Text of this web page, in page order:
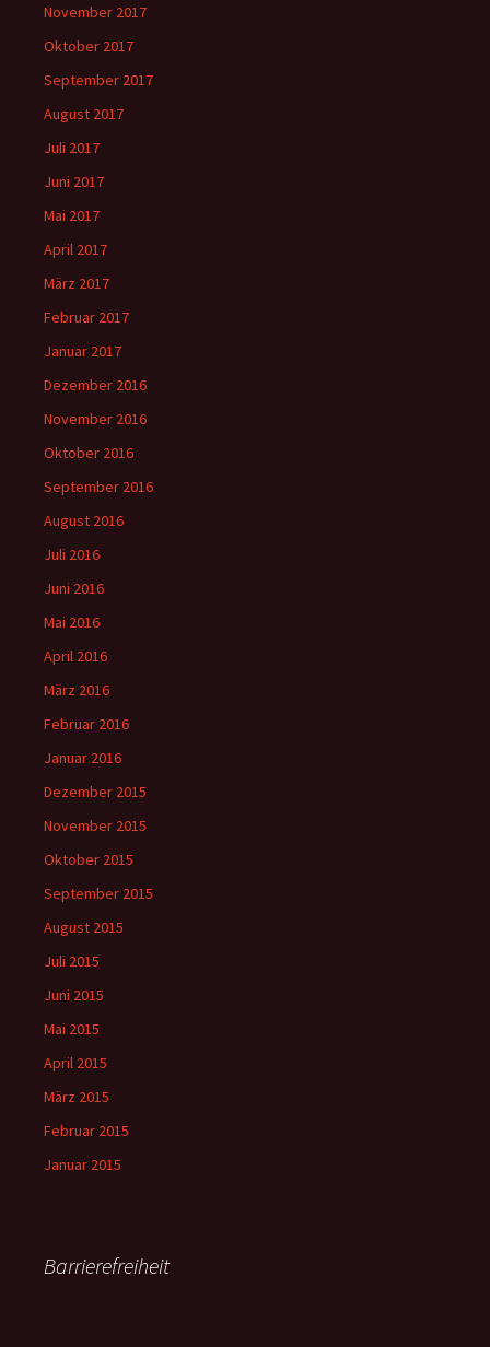
November 2017
Oktober 2017
September 2017
August 2017
Juli 2017
Juni 2017
Mai 2017
April 2017
März 2017
Februar 2017
Januar 2017
Dezember 2016
November 2016
Oktober 2016
September 2016
August 2016
Juli 2016
Juni 2016
Mai 2016
April 2016
März 2016
Februar 2016
Januar 2016
Dezember 2015
November 2015
Oktober 2015
September 2015
August 2015
Juli 2015
Juni 2015
Mai 2015
April 2015
März 2015
Februar 2015
Januar 2015
Barrierefreiheit